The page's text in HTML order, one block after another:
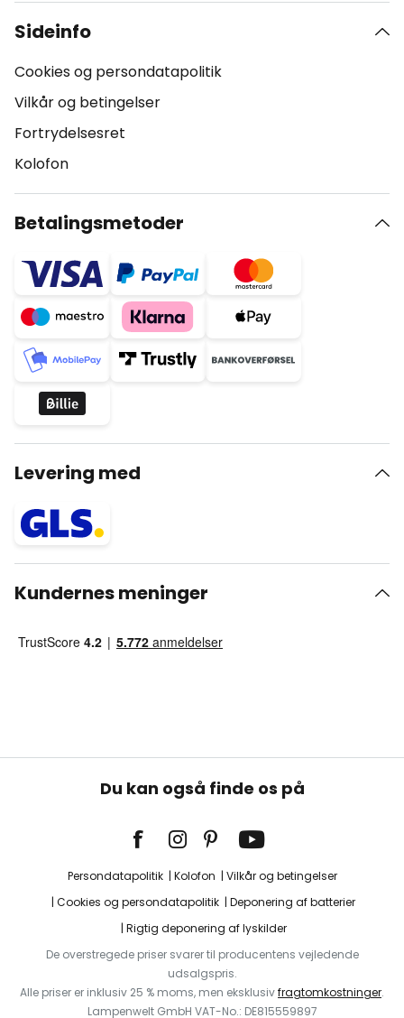
Sideinfo
Cookies og persondatapolitik
Vilkår og betingelser
Fortrydelsesret
Kolofon
Betalingsmetoder
Levering med
Kundernes meninger
Du kan også finde os på
Persondatapolitik Kolofon
Vilkår og betingelser
Cookies og persondatapolitik
Deponering af batterier
Rigtig deponering af lyskilder
De overstregede priser svarer til producentens vejledende
udsalgspris.
Alle priser er inklusiv 25 % moms, men eksklusivfragtomkostninger.
Lampenwelt GmbH VAT-No.: DE815559897